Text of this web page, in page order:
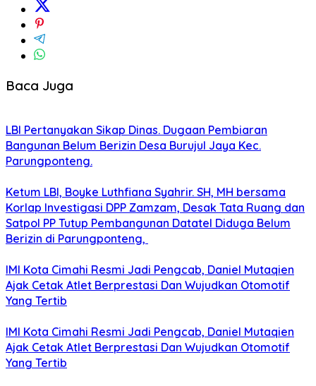
Baca Juga
LBI Pertanyakan Sikap Dinas. Dugaan Pembiaran
Bangunan Belum Berizin Desa Burujul Jaya Kec.
Parungponteng.
Ketum LBI, Boyke Luthfiana Syahrir. SH, MH bersama
Korlap Investigasi DPP Zamzam, Desak Tata Ruang dan
Satpol PP Tutup Pembangunan Datatel Diduga Belum
Berizin di Parungponteng,
IMI Kota Cimahi Resmi Jadi Pengcab, Daniel Mutaqien
Ajak Cetak Atlet Berprestasi Dan Wujudkan Otomotif
Yang Tertib
IMI Kota Cimahi Resmi Jadi Pengcab, Daniel Mutaqien
Ajak Cetak Atlet Berprestasi Dan Wujudkan Otomotif
Yang Tertib